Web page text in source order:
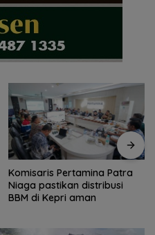
Ribuan Warga Meriahkan
Pawai Pembangunan HUT RI
ke-81 di Batam